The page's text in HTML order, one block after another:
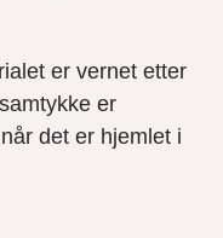
er vernet etter
er
det er hjemlet i